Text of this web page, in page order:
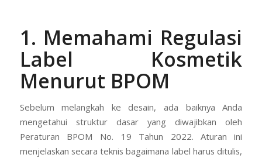
1. Memahami Regulasi
Label Kosmetik
Menurut BPOM
Sebelum melangkah ke desain, ada baiknya Anda
mengetahui struktur dasar yang diwajibkan oleh
Peraturan BPOM No. 19 Tahun 2022. Aturan ini
menjelaskan secara teknis bagaimana label harus ditulis,